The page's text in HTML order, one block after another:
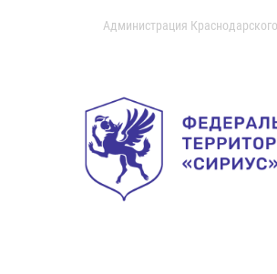
Администрация